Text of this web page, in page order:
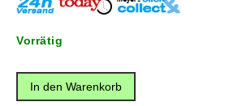
Vorrätig
In den Warenkorb